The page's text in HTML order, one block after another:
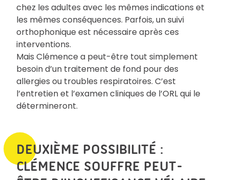
chez les adultes avec les mêmes indications et
les mêmes conséquences. Parfois, un suivi
orthophonique est nécessaire après ces
interventions.
Mais Clémence a peut-être tout simplement
besoin d’un traitement de fond pour des
allergies ou troubles respiratoires. C’est
l’entretien et l’examen cliniques de l’ORL qui le
détermineront.
DEUXIÈME POSSIBILITÉ :
CLÉMENCE SOUFFRE PEUT-